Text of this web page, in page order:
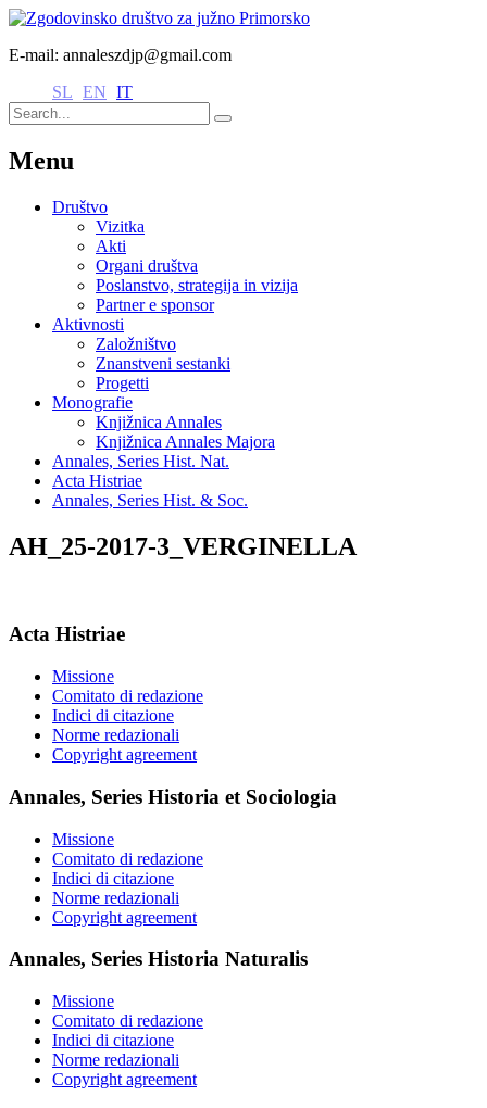
E-mail: annaleszdjp@gmail.com
SL EN IT
Menu
Društvo
Vizitka
Akti
Organi društva
Poslanstvo, strategija in vizija
Partner e sponsor
Aktivnosti
Založništvo
Znanstveni sestanki
Progetti
Monografie
Knjižnica Annales
Knjižnica Annales Majora
Annales, Series Hist. Nat.
Acta Histriae
Annales, Series Hist. & Soc.
AH_25-2017-3_VERGINELLA
Acta Histriae
Missione
Comitato di redazione
Indici di citazione
Norme redazionali
Copyright agreement
Annales, Series Historia et Sociologia
Missione
Comitato di redazione
Indici di citazione
Norme redazionali
Copyright agreement
Annales, Series Historia Naturalis
Missione
Comitato di redazione
Indici di citazione
Norme redazionali
Copyright agreement